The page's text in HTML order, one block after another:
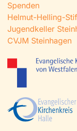
Spenden
Helmut-Helling-
Jugendkeller
CVJM Steinhagen